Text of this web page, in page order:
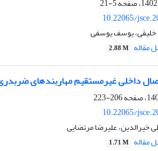
5-21
10.22065/
یوسف یوسفی
مقاله 2.88 M
داخلی غیر‌مستقیم مهاربندهای
206-223
10.22065/
خیرالدین، علیرضا مرتضایی
مقاله 1.71 M